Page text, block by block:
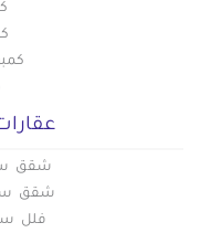
شقق
شقق
فلل